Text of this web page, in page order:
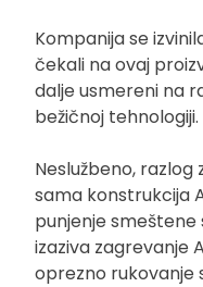
Kompanija se
čekali na ovaj
dalje usmereni na
bežičnoj tehnologiji.
Neslužbeno,
sama konstrukcija
punjenje smeštene
izaziva zagrevanje
oprezno rukovanje